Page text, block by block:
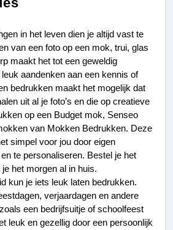
in het leven dien je altijd vast te
van een foto op een mok, trui, glas
maakt het tot een geweldig
aandenken aan een kennis of
bedrukken maakt het mogelijk dat
uit al je foto’s en die op creatieve
op een Budget mok, Senseo
van Mokken Bedrukken. Deze
simpel voor jou door eigen
te personaliseren. Bestel je het
het morgen al in huis.
kun je iets leuk laten bedrukken.
verjaardagen en andere
een bedrijfsuitje of schoolfeest
leuk en gezellig door een persoonlijk